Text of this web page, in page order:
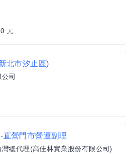
元
北市汐止區)
司
直營門市營運副理
總代理(高佳林實業股份有限公司)